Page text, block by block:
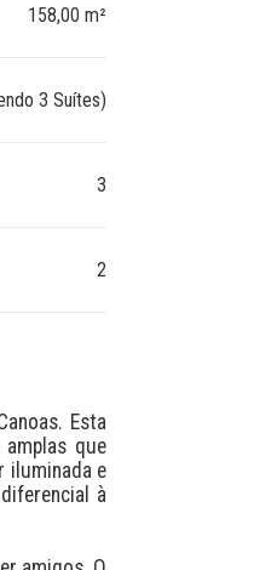
158,00 m²
3 Suítes)
3
2
Esta
que
iluminada e
à